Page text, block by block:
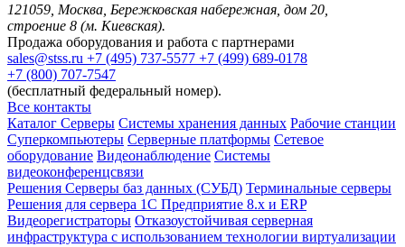
121059, Москва, Бережковская набережная, дом 20,
строение 8 (м. Киевская).
Продажа оборудования и работа с партнерами
sales@stss.ru +7 (495) 737-5577 +7 (499) 689-0178
+7 (800) 707-7547
(бесплатный федеральный номер).
Все контакты
Каталог Серверы Системы хранения данных Рабочие станции
Суперкомпьютеры Серверные платформы Сетевое
оборудование Видеонаблюдение Системы
видеоконференцсвязи
Решения Серверы баз данных (СУБД) Терминальные серверы
Решения для сервера 1С Предприятие 8.x и ERP
Видеорегистраторы Отказоустойчивая серверная
инфраструктура с использованием технологии виртуализации